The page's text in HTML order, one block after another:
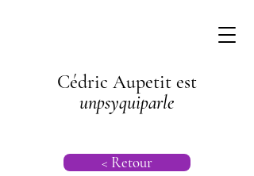
Cédric Aupetit est
unpsyquiparle
< Retour